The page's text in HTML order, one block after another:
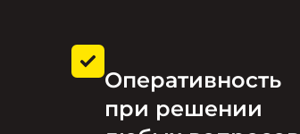
Оперативность
при решении